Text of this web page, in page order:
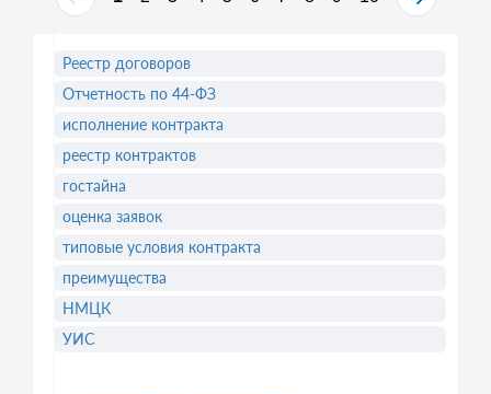
Реестр договоров
Отчетность по 44-ФЗ
исполнение контракта
реестр контрактов
гостайна
оценка заявок
типовые условия контракта
преимущества
НМЦК
УИС